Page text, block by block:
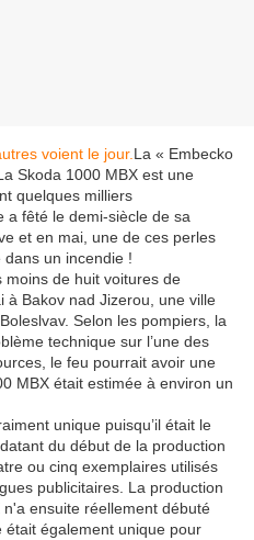
La « Embecko
Skoda 1000 MBX est une
quelques milliers
a fêté le demi-siècle de sa
et en mai, une de ces perles
un incendie !
moins de huit voitures de
à Bakov nad Jizerou, une ville
Selon les pompiers, la
technique sur l’une des
le feu pourrait avoir une
MBX était estimée à environ un
unique puisqu’il était le
du début de la production
ou cinq exemplaires utilisés
publicitaires. La production
ensuite réellement débuté
également unique pour